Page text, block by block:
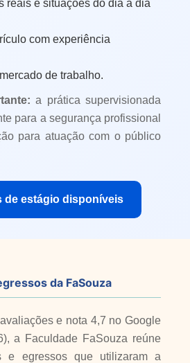
reais e situações do dia a dia
com experiência
de trabalho.
a prática supervisionada
para a segurança profissional
para atuação com o público
de estágio disponíveis
da FaSouza
e nota 4,7 no Google
a Faculdade FaSouza reúne
e egressos que utilizaram a